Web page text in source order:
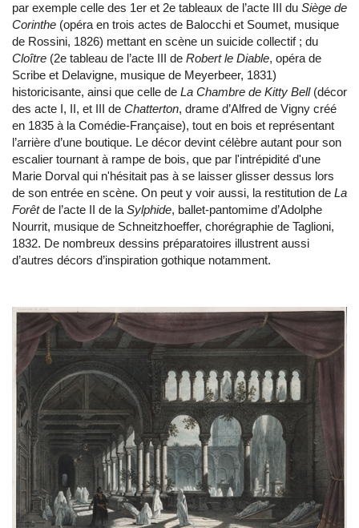
par exemple celle des 1er et 2e tableaux de l’acte III du Siège de
Corinthe (opéra en trois actes de Balocchi et Soumet, musique
de Rossini, 1826) mettant en scène un suicide collectif ; du
Cloître (2e tableau de l’acte III de Robert le Diable, opéra de
Scribe et Delavigne, musique de Meyerbeer, 1831)
historicisante, ainsi que celle de La Chambre de Kitty Bell(décor
des acte I, II, et III de Chatterton, drame d’Alfred de Vigny créé
en 1835 à la Comédie-Française), tout en bois et représentant
l’arrière d’une boutique. Le décor devint célèbre autant pour son
escalier tournant à rampe de bois, que par l'intrépidité d'une
Marie Dorval qui n'hésitait pas à se laisser glisser dessus lors
de son entrée en scène. On peut y voir aussi, la restitution de La
Forêtde l’acte II de la Sylphide, ballet-pantomime d’Adolphe
Nourrit, musique de Schneitzhoeffer, chorégraphie de Taglioni,
1832. De nombreux dessins préparatoires illustrent aussi
d’autres décors d’inspiration gothique notamment.